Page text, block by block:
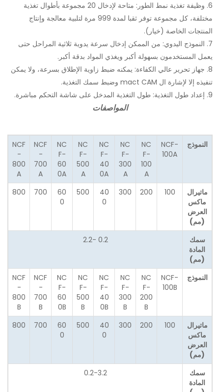
6. وظيفة تغذية نمط الطور: متاحة لإدخال 20 مجموعة بأطوال تغذية
مختلفة، كل مجموعة توفر ثقبا لمدة 999 مرة لتلبية معالجة وإنتاج
المنتجات الخاصة (خيار).
7. النموذج اليدوي: من الممكن إدخال سرعة يدوية ثلاثية المراحل حتى
يعمل المستخدمون بسهولة أكبر ويغذي المواد بدقة أكبر.
8. جهاز تحرير عالي الكفاءة: يمكنه ضبط زاوية الإطلاق بسرعة، ولا يمكن
تنفيذه إلا لإشارة ال mact CAM وضبط سمك التغذية.
9. إعداد طول التغذية: طول التغذية المدخل على شاشة التحكم مباشرة.
المواصفات
النموذج
NCF-
100A
NC
F-
100
A
NC
F-
300
A
NC
F-
40
0A
NC
F-
500
A
NC
F-
60
0A
NCF
-
700
A
NCF
-
800
A
ماتيرال
ماكس
العرض
(مم)
100
200
300
40
0
500
60
0
700
800
سمك
المادة
(مم)
0.2 -2.2
النموذج
NCF-
100B
NC
F-
200
B
NC
F-
300
B
NC
F-
40
0B
NC
F-
500
B
NC
F-
60
0B
NCF
-
700
B
NCF
-
800
B
ماتيرال
ماكس
العرض
(مم)
100
200
300
40
0
500
60
0
700
800
سمك
المادة
0.2-3.2